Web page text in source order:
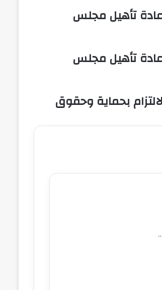
تأهيل مجلس
تأهيل مجلس
بحماية وحقوق